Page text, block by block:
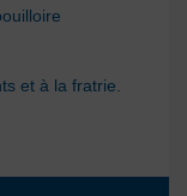
et à la fratrie.